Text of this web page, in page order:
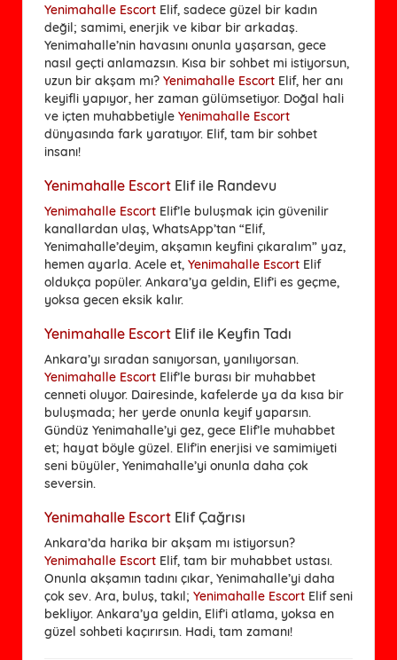
Yenimahalle Escort Elif, sadece güzel bir kadın
değil; samimi, enerjik ve kibar bir arkadaş.
Yenimahalle’nin havasını onunla yaşarsan, gece
nasıl geçti anlamazsın. Kısa bir sohbet mi istiyorsun,
uzun bir akşam mı? Yenimahalle Escort Elif, her anı
keyifli yapıyor, her zaman gülümsetiyor. Doğal hali
ve içten muhabbetiyle Yenimahalle Escort
dünyasında fark yaratıyor. Elif, tam bir sohbet
insanı!
Yenimahalle Escort Elif ile Randevu
Yenimahalle Escort Elif’le buluşmak için güvenilir
kanallardan ulaş, WhatsApp’tan “Elif,
Yenimahalle’deyim, akşamın keyfini çıkaralım” yaz,
hemen ayarla. Acele et, Yenimahalle Escort Elif
oldukça popüler. Ankara’ya geldin, Elif’i es geçme,
yoksa gecen eksik kalır.
Yenimahalle Escort Elif ile Keyfin Tadı
Ankara’yı sıradan sanıyorsan, yanılıyorsan.
Yenimahalle Escort Elif’le burası bir muhabbet
cenneti oluyor. Dairesinde, kafelerde ya da kısa bir
buluşmada; her yerde onunla keyif yaparsın.
Gündüz Yenimahalle’yi gez, gece Elif’le muhabbet
et; hayat böyle güzel. Elif’in enerjisi ve samimiyeti
seni büyüler, Yenimahalle’yi onunla daha çok
seversin.
Yenimahalle Escort Elif Çağrısı
Yenimahalle Escort Elif, tam bir muhabbet ustası.
Onunla akşamın tadını çıkar, Yenimahalle’yi daha
çok sev. Ara, buluş, takıl; Yenimahalle Escort Elif seni
bekliyor. Ankara’ya geldin, Elif’i atlama, yoksa en
güzel sohbeti kaçırırsın. Hadi, tam zamanı!